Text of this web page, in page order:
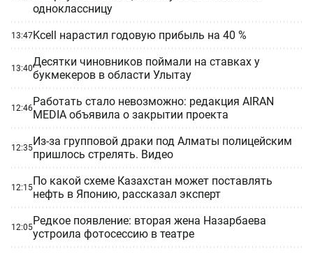
одноклассницу
13:47Kcell нарастил годовую прибыль на 40 %
13:40Десятки чиновников поймали на ставках у
букмекеров в области Улытау
12:46Работать стало невозможно: редакция AIRAN
MEDIA объявила о закрытии проекта
12:35Из-за групповой драки под Алматы полицейским
пришлось стрелять. Видео
12:15По какой схеме Казахстан может поставлять
нефть в Японию, рассказал эксперт
12:05Редкое появление: вторая жена Назарбаева
устроила фотосессию в театре